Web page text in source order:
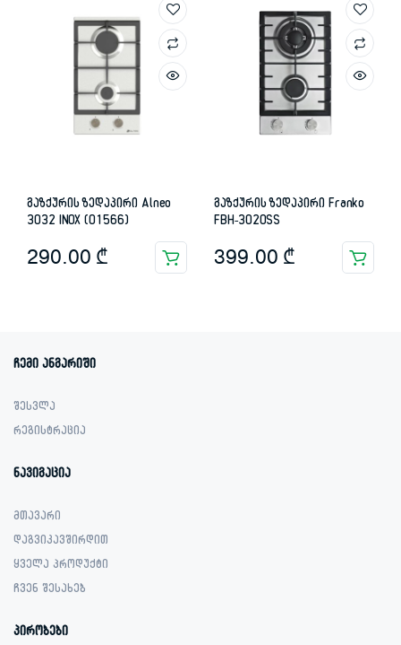
გაზქურის ზედაპირი Alneo
3032 INOX (01566)
290.00 ₾
გაზქურის ზედაპირი Franko
FBH-3020SS
399.00 ₾
ჩემი ანგარიში
შესვლა
რეგისტრაცია
ნავიგაცია
მთავარი
დაგვიკავშირდით
ყველა პროდუქტი
ჩვენ შესახებ
პირობები